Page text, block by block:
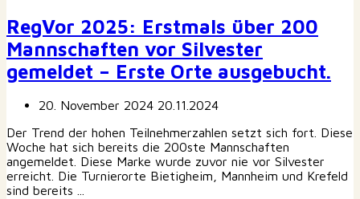
RegVor 2025: Erstmals über 200
Mannschaften vor Silvester
gemeldet – Erste Orte ausgebucht.
20. November 2024 20.11.2024
Der Trend der hohen Teilnehmerzahlen setzt sich fort. Diese
Woche hat sich bereits die 200ste Mannschaften
angemeldet. Diese Marke wurde zuvor nie vor Silvester
erreicht. Die Turnierorte Bietigheim, Mannheim und Krefeld
sind bereits ...